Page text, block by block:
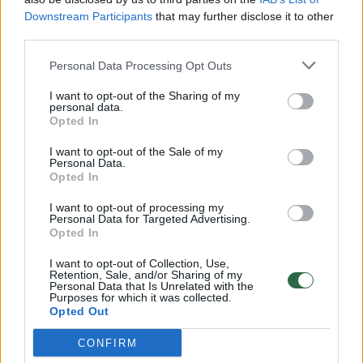
Downstream Participants that may further disclose it to other
Personal Data Processing Opt Outs
I want to opt-out of the Sharing of my
personal data.
Opted In
I want to opt-out of the Sale of my
Personal Data.
Opted In
I want to opt-out of processing my
Personal Data for Targeted Advertising.
Opted In
I want to opt-out of Collection, Use,
Retention, Sale, and/or Sharing of my
Personal Data that Is Unrelated with the
Purposes for which it was collected.
Opted Out
CONFIRM
32 laipsnių šilumos
Žinios | Orai
00:00:59
Nufilmavo, kaip patvino Vilniaus Vakarinis aplinkkelis:
vaizdas pribloškia
Žinios | Lietuvos diena
V. Zalužno pasisakymą laiko bandymu įsitvirtinti
Ukrainos politikoje: jis yra neteisus
Laidos Nauja diena
Visi įrašai